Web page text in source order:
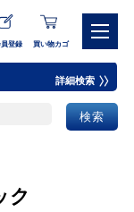
員登録 買い物カゴ
詳細検索
ク